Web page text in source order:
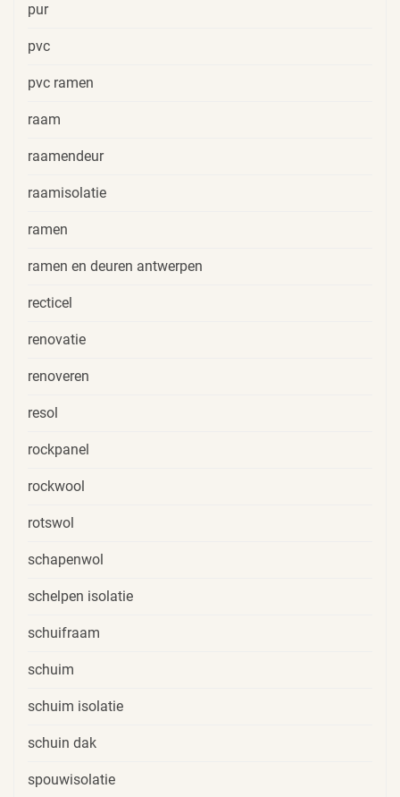
pur
pvc
pvc ramen
raam
raamendeur
raamisolatie
ramen
ramen en deuren antwerpen
recticel
renovatie
renoveren
resol
rockpanel
rockwool
rotswol
schapenwol
schelpen isolatie
schuifraam
schuim
schuim isolatie
schuin dak
spouwisolatie